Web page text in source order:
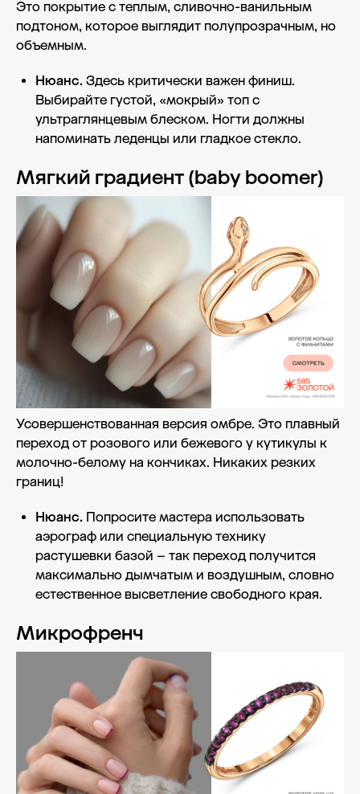
Это покрытие с теплым, сливочно-ванильным
подтоном, которое выглядит полупрозрачным, но
объемным.
Нюанс. Здесь критически важен финиш.
Выбирайте густой, «мокрый» топ с
ультраглянцевым блеском. Ногти должны
напоминать леденцы или гладкое стекло.
Мягкий градиент (baby boomer)
Усовершенствованная версия омбре. Это плавный
переход от розового или бежевого у кутикулы к
молочно-белому на кончиках. Никаких резких
границ!
Нюанс. Попросите мастера использовать
аэрограф или специальную технику
растушевки базой – так переход получится
максимально дымчатым и воздушным, словно
естественное высветление свободного края.
Микрофренч